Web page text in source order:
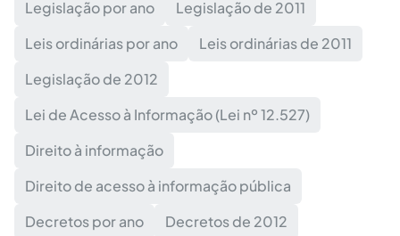
Legislação por ano
Legislação de 2011
Leis ordinárias por ano
Leis ordinárias de 2011
Legislação de 2012
Lei de Acesso à Informação (Lei nº 12.527)
Direito à informação
Direito de acesso à informação pública
Decretos por ano
Decretos de 2012